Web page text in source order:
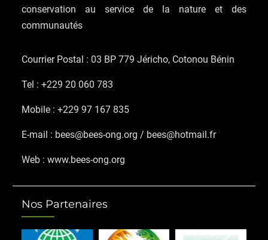
conservation au service de la nature et des
communautés
Courrier Postal : 03 BP 779 Jéricho, Cotonou Bénin
Tel : +229 20 060 783
Mobile : +229 97 167 835
E-mail : bees@bees-ong.org / bees@hotmail.fr
Web : www.bees-ong.org
Nos Partenaires